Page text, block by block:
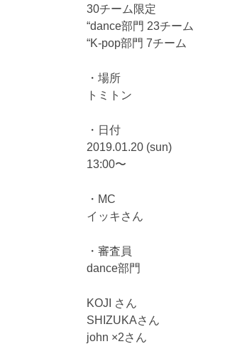
30チーム限定
“dance部門 23チーム
“K-pop部門 7チーム
・場所
トミトン
・日付
2019.01.20 (sun)
13:00〜
・MC
イッキさん
・審査員
dance部門
KOJI さん
SHIZUKAさん
john ×2さん